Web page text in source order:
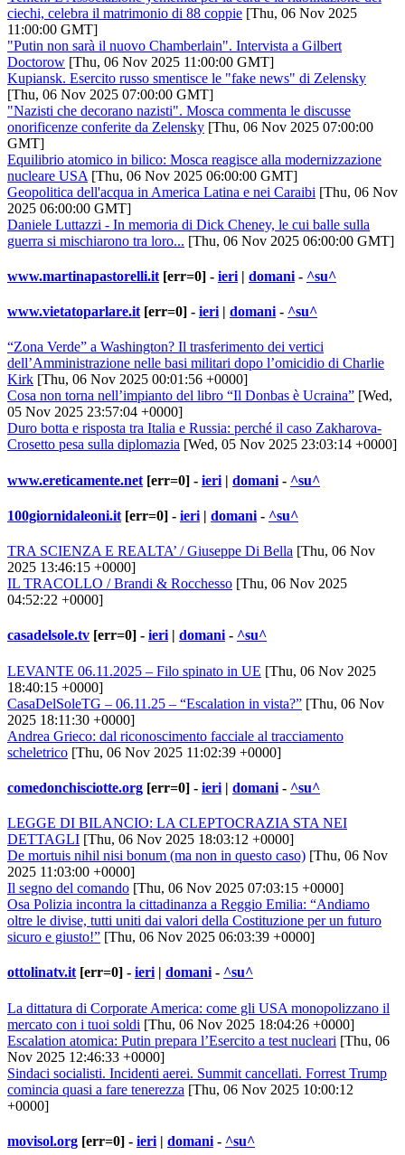
ciechi, celebra il matrimonio di 88 coppie [Thu, 06 Nov 2025
11:00:00 GMT]
"Putin non sarà il nuovo Chamberlain". Intervista a Gilbert
Doctorow [Thu, 06 Nov 2025 11:00:00 GMT]
Kupiansk. Esercito russo smentisce le "fake news" di Zelensky
[Thu, 06 Nov 2025 07:00:00 GMT]
"Nazisti che decorano nazisti". Mosca commenta le discusse
onorificenze conferite da Zelensky [Thu, 06 Nov 2025 07:00:00
GMT]
Equilibrio atomico in bilico: Mosca reagisce alla modernizzazione
nucleare USA [Thu, 06 Nov 2025 06:00:00 GMT]
Geopolitica dell'acqua in America Latina e nei Caraibi [Thu, 06 Nov
2025 06:00:00 GMT]
Daniele Luttazzi - In memoria di Dick Cheney, le cui balle sulla
guerra si mischiarono tra loro... [Thu, 06 Nov 2025 06:00:00 GMT]
www.martinapastorelli.it [err=0] - ieri | domani - ^su^
www.vietatoparlare.it [err=0] - ieri | domani - ^su^
“Zona Verde” a Washington? Il trasferimento dei vertici
dell’Amministrazione nelle basi militari dopo l’omicidio di Charlie
Kirk [Thu, 06 Nov 2025 00:01:56 +0000]
Cosa non torna nell’impianto del libro “Il Donbas è Ucraina” [Wed,
05 Nov 2025 23:57:04 +0000]
Duro botta e risposta tra Italia e Russia: perché il caso Zakharova-
Crosetto pesa sulla diplomazia [Wed, 05 Nov 2025 23:03:14 +0000]
www.ereticamente.net [err=0] - ieri | domani - ^su^
100giornidaleoni.it [err=0] - ieri | domani - ^su^
TRA SCIENZA E REALTA’ / Giuseppe Di Bella [Thu, 06 Nov
2025 13:46:15 +0000]
IL TRACOLLO / Brandi & Rocchesso [Thu, 06 Nov 2025
04:52:22 +0000]
casadelsole.tv [err=0] - ieri| domani- ^su^
LEVANTE 06.11.2025 – Filo spinato in UE [Thu, 06 Nov 2025
18:40:15 +0000]
CasaDelSoleTG – 06.11.25 – “Escalation in vista?” [Thu, 06 Nov
2025 18:11:30 +0000]
Andrea Grieco: dal riconoscimento facciale al tracciamento
scheletrico [Thu, 06 Nov 2025 11:02:39 +0000]
comedonchisciotte.org [err=0] - ieri | domani - ^su^
LEGGE DI BILANCIO: LA CLEPTOCRAZIA STA NEI
DETTAGLI [Thu, 06 Nov 2025 18:03:12 +0000]
De mortuis nihil nisi bonum (ma non in questo caso) [Thu, 06 Nov
2025 11:03:00 +0000]
Il segno del comando [Thu, 06 Nov 2025 07:03:15 +0000]
Osa Polizia incontra la cittadinanza a Reggio Emilia: “Andiamo
oltre le divise, tutti uniti dai valori della Costituzione per un futuro
sicuro e giusto!” [Thu, 06 Nov 2025 06:03:39 +0000]
ottolinatv.it[err=0] - ieri| domani- ^su^
La dittatura di Corporate America: come gli USA monopolizzano il
mercato con i tuoi soldi [Thu, 06 Nov 2025 18:04:26 +0000]
Escalation atomica: Putin prepara l’Esercito a test nucleari [Thu, 06
Nov 2025 12:46:33 +0000]
Sindaci socialisti. Incidenti aerei. Summit cancellati. Forrest Trump
comincia quasi a fare tenerezza [Thu, 06 Nov 2025 10:00:12
+0000]
movisol.org [err=0] - ieri | domani - ^su^